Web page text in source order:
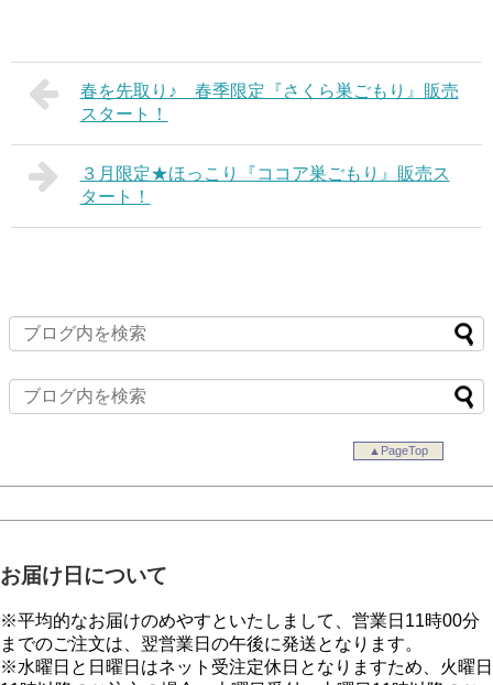
春を先取り♪ 春季限定『さくら巣ごもり』販売
スタート！
３月限定★ほっこり『ココア巣ごもり』販売ス
タート！
▲PageTop
お届け日について
※平均的なお届けのめやすといたしまして、営業日11時00分
までのご注文は、翌営業日の午後に発送となります。
※水曜日と日曜日はネット受注定休日となりますため、火曜日